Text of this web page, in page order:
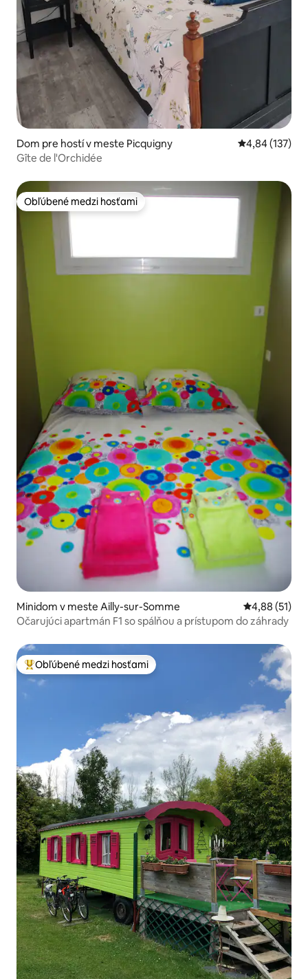
Dom pre hostí v meste Picquigny Priemerné
4,84 (137)
Gîte de l'Orchidée
Obľúbené medzi hosťami
Obľúbené medzi hosťami
Minidom v meste Ailly-sur-Somme Priemerné
4,88 (51)
Očarujúci apartmán F1 so spálňou a prístupom do záhrady
Najobľúbenejšie medzi hosťami
Obľúbené medzi hosťami